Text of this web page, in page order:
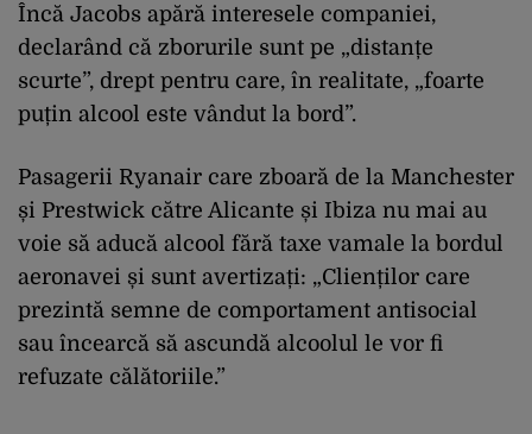
Încă Jacobs apără interesele companiei,
declarând că zborurile sunt pe „distanțe
scurte”, drept pentru care, în realitate, „foarte
puțin alcool este vândut la bord”.
Pasagerii Ryanair care zboară de la Manchester
și Prestwick către Alicante și Ibiza nu mai au
voie să aducă alcool fără taxe vamale la bordul
aeronavei și sunt avertizați: „Clienților care
prezintă semne de comportament antisocial
sau încearcă să ascundă alcoolul le vor fi
refuzate călătoriile.”